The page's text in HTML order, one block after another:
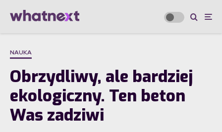
NAUKA
Obrzydliwy, ale bardziej
ekologiczny. Ten beton
Was zadziwi